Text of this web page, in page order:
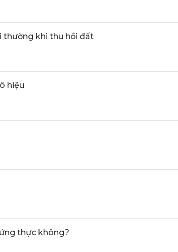
thường khi thu hồi đất
hiệu
thực không?